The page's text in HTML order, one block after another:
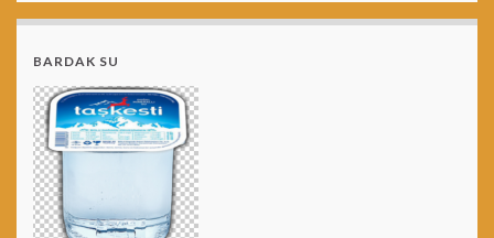
BARDAK SU